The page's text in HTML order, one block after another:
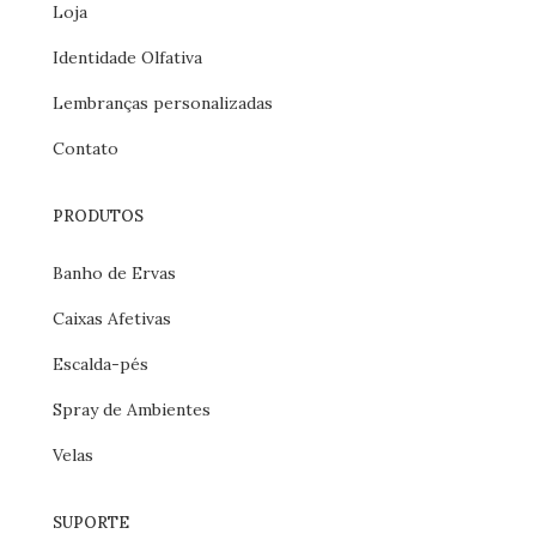
Loja
Identidade Olfativa
Lembranças personalizadas
Contato
PRODUTOS
Banho de Ervas
Caixas Afetivas
Escalda-pés
Spray de Ambientes
Velas
SUPORTE